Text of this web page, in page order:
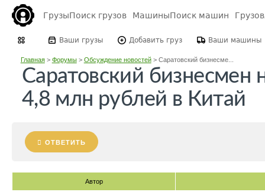
ГрузыПоиск грузов МашиныПоиск машин
Ваши грузы Добавить груз Ваши машины
Главная> Форумы> Обсуждение новостей> Саратовский бизнесме...
Саратовский бизнесмен
4,8 млн рублей в Китай
ОТВЕТИТЬ
Автор